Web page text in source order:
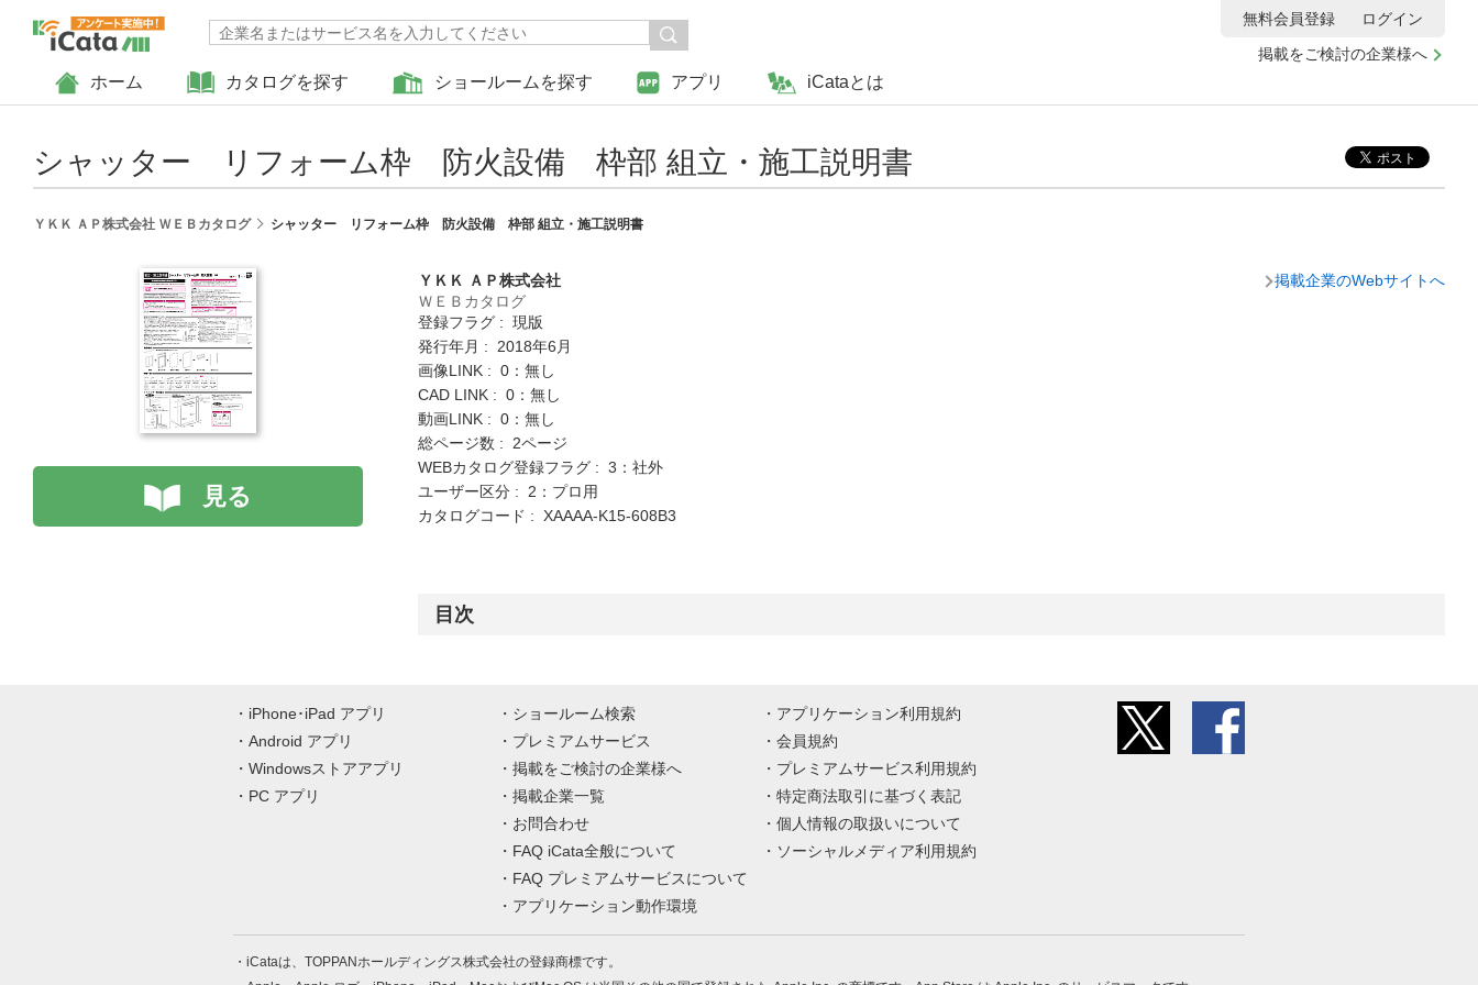
ホーム カタログを探す ショールームを探す アプリ iCataとは
掲載をご検討の企業様へ
無料会員登録 ログイン
シャッター リフォーム枠 防火設備 枠部 組立・施工説明書
ＹＫＫ ＡＰ株式会社 ＷＥＢカタログ シャッター リフォーム枠 防火設備 枠部 組立・施工説明書
見る
ＹＫＫ ＡＰ株式会社
ＷＥＢカタログ
登録フラグ : 現版
発行年月 : 2018年6月
画像LINK : 0：無し
CAD LINK : 0：無し
動画LINK : 0：無し
総ページ数 : 2ページ
WEBカタログ登録フラグ : 3：社外
ユーザー区分 : 2：プロ用
カタログコード : XAAAA-K15-608B3
掲載企業のWebサイトへ
目次
iPhone･iPad アプリ
Android アプリ
Windowsストアアプリ
PC アプリ
ショールーム検索
プレミアムサービス
掲載をご検討の企業様へ
掲載企業一覧
お問合わせ
FAQ iCata全般について
FAQ プレミアムサービスについて
アプリケーション動作環境
アプリケーション利用規約
会員規約
プレミアムサービス利用規約
特定商法取引に基づく表記
個人情報の取扱いについて
ソーシャルメディア利用規約
iCataは、TOPPANホールディングス株式会社の登録商標です。